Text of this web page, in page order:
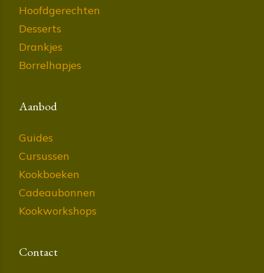
Hoofdgerechten
Desserts
Drankjes
Borrelhapjes
Aanbod
Guides
Cursussen
Kookboeken
Cadeaubonnen
Kookworkshops
Contact